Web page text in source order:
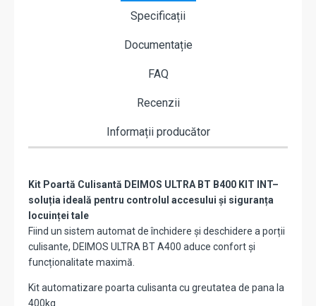
Specificații
Documentație
FAQ
Recenzii
Informații producător
Kit Poartă Culisantă DEIMOS ULTRA BT B400 KIT INT–
soluția ideală pentru controlul accesului și siguranța
locuinței tale
Fiind un sistem automat de închidere și deschidere a porții
culisante, DEIMOS ULTRA BT A400 aduce confort și
funcționalitate maximă.
Kit automatizare poarta culisanta cu greutatea de pana la
400kg